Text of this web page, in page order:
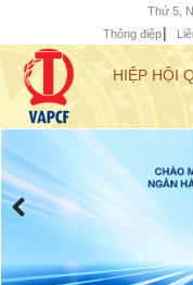
Thứ 5,
Thông điệp
HIỆP HỘI